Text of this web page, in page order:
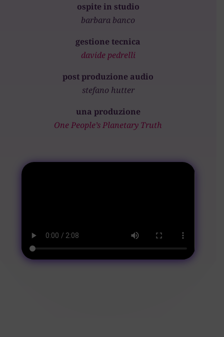
ospite in studio
barbara banco
gestione tecnica
davide pedrelli
post produzione audio
stefano hutter
una produzione
One People’s Planetary Truth